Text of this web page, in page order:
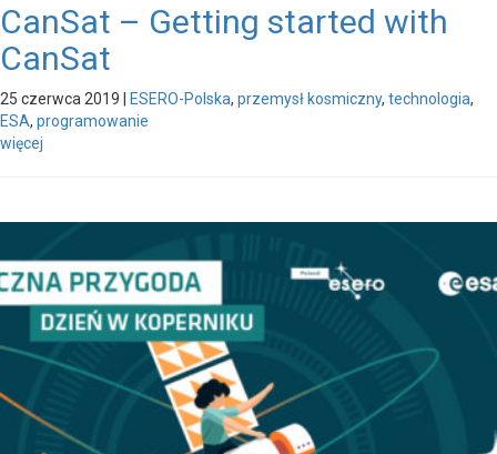
CanSat – Getting started with
CanSat
25 czerwca 2019 | ESERO-Polska, przemysł kosmiczny, technologia,
ESA, programowanie
więcej